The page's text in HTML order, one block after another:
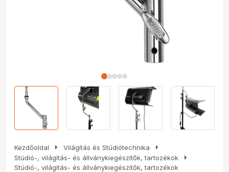
Kezdőoldal arrow_right Világítás és Stúdiótechnika arrow_right
Stúdió-, világítás- és állványkiegészítők, tartozékok arrow_right
Stúdió-, világítás- és állványkiegészítők, tartozékok